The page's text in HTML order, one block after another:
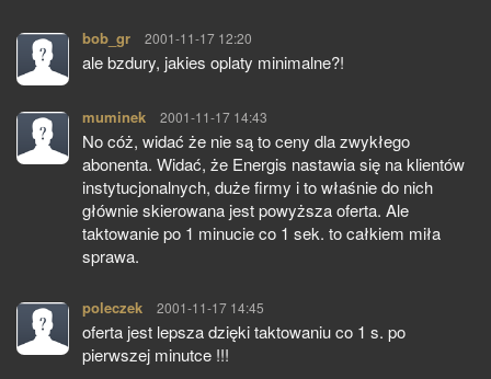
bob_gr pisze:
2001-11-17 12:20
ale bzdury, jakies oplaty minimalne?!
muminek pisze:
2001-11-17 14:43
No cóż, widać że nie są to ceny dla zwykłego
abonenta. Widać, że Energis nastawia się na klientów
instytucjonalnych, duże firmy i to właśnie do nich
głównie skierowana jest powyższa oferta. Ale
taktowanie po 1 minucie co 1 sek. to całkiem miła
sprawa.
poleczek pisze:
2001-11-17 14:45
oferta jest lepsza dzięki taktowaniu co 1 s. po
pierwszej minutce !!!